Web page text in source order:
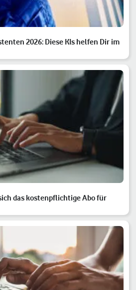
2026: Diese KIs helfen Dir im
das kostenpflichtige Abo für